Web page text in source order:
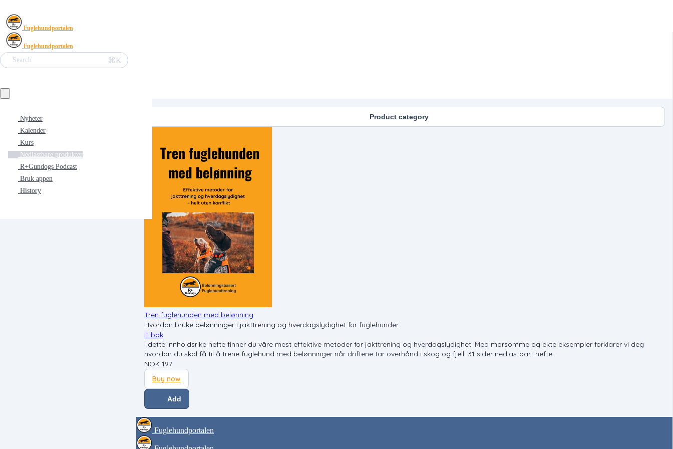
Fuglehundportalen
Fuglehundportalen
Search ⌘K
Nyheter
Kalender
Kurs
Nedlastbare produkter
R+Gundogs Podcast
Bruk appen
History
Product category
Tren fuglehunden med belønning
Hvordan bruke belønninger i jakttrening og hverdagslydighet for fuglehunder
E-bok
I dette innholdsrike hefte finner du våre mest effektive metoder for jakttrening og hverdagslydighet. Med morsomme og ekte eksempler forklarer vi deg
hvordan du skal få til å trene fuglehund med belønninger når driftene tar overhånd i skog og fjell. 31 sider nedlastbart hefte.
NOK 197
Buy now
Add
Fuglehundportalen